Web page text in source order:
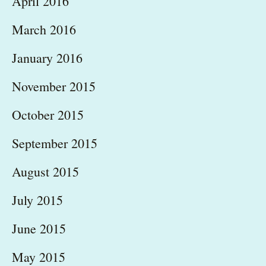
March 2016
January 2016
November 2015
October 2015
September 2015
August 2015
July 2015
June 2015
May 2015